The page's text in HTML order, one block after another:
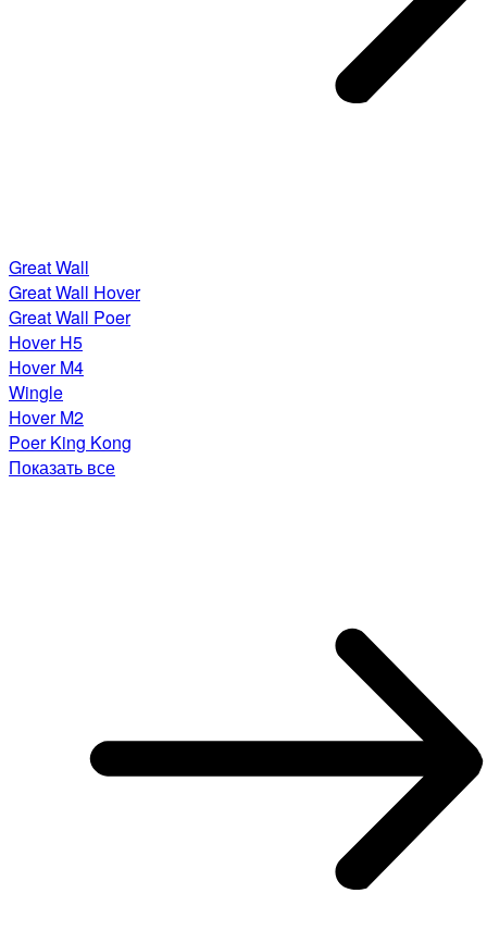
Great Wall
Great Wall Hover
Great Wall Poer
Hover H5
Hover M4
Wingle
Hover M2
Poer King Kong
Показать все